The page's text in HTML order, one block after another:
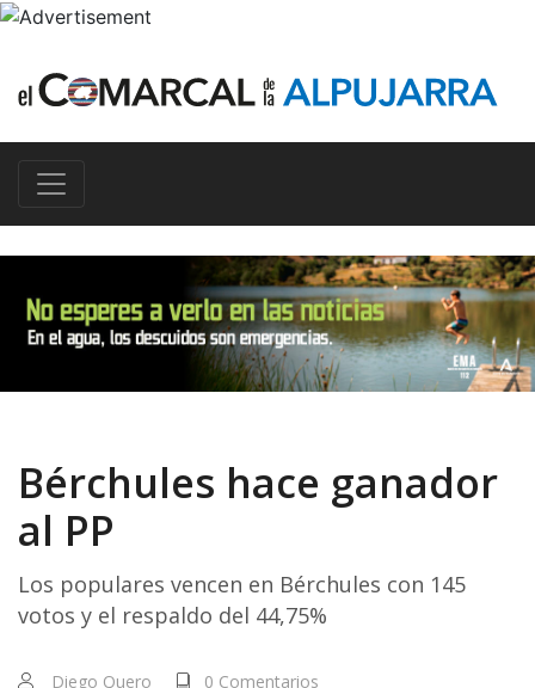
Bérchules hace ganador
al PP
Los populares vencen en Bérchules con 145
votos y el respaldo del 44,75%
Diego Quero
0 Comentarios